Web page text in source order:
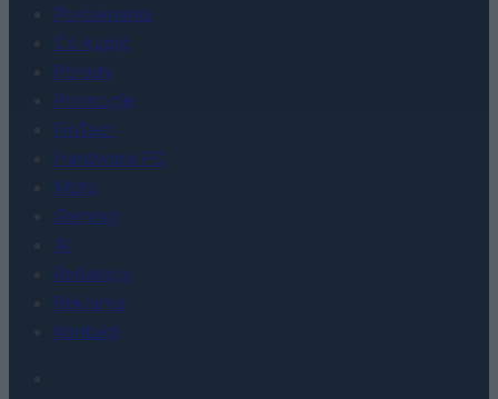
Porównania
Co kupić
Porady
Promocje
FinTech
Hardware PC
Moto
Gaming
AI
Redakcja
Reklama
Kontakt